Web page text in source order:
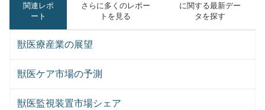
関連レポ
ート
さらに多くのレポー
トを見る
に関する最新デー
タを探す
獣医療産業の展望
獣医ケア市場の予測
獣医監視装置市場シェア